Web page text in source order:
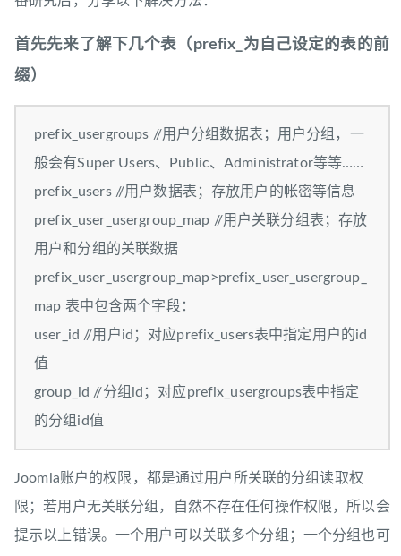
首先先来了解下几个表（prefix_为自己设定的表的前
缀）
prefix_usergroups //用户分组数据表；用户分组，一
般会有Super Users、Public、Administrator等等……
prefix_users //用户数据表；存放用户的帐密等信息
prefix_user_usergroup_map //用户关联分组表；存放
用户和分组的关联数据
prefix_user_usergroup_map>prefix_user_usergroup_
map 表中包含两个字段：
user_id //用户id；对应prefix_users表中指定用户的id
值
group_id //分组id；对应prefix_usergroups表中指定
的分组id值
Joomla账户的权限，都是通过用户所关联的分组读取权
限；若用户无关联分组，自然不存在任何操作权限，所以会
提示以上错误。一个用户可以关联多个分组；一个分组也可